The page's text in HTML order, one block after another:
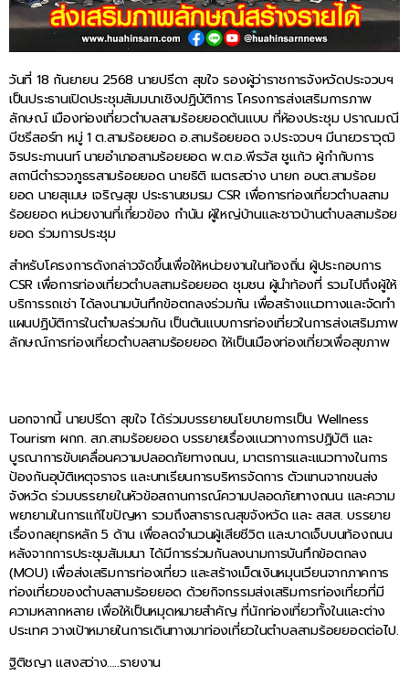
วันที่ 18 กันยายน 2568 นายปรีดา สุขใจ รองผู้ว่าราชการจังหวัดประจวบฯ
เป็นประธานเปิดประชุมสัมมนาเชิงปฏิบัติการ โครงการส่งเสริมการภาพ
ลักษณ์ เมืองท่องเที่ยวตำบลสามร้อยยอดต้นแบบ ที่ห้องประชุม ปราณมณี
บีชรีสอร์ท หมู่ 1 ต.สามร้อยยอด อ.สามร้อยยอด จ.ประจวบฯ มีนายวราวุฒิ
จิรประภานนท์ นายอำเภอสามร้อยยอด พ.ต.อ.พีรวัส ชูแก้ว ผู้กำกับการ
สถานีตำรวจภูธรสามร้อยยอด นายธิติ เนตรสว่าง นายก อบต.สามร้อย
ยอด นายสุเมษ เจริญสุข ประธานชมรม CSR เพื่อการท่องเที่ยวตำบลสาม
ร้อยยอด หน่วยงานที่เกี่ยวข้อง กำนัน ผู้ใหญ่บ้านและชาวบ้านตำบลสามร้อย
ยอด ร่วมการประชุม
สำหรับโครงการดังกล่าวจัดขึ้นเพื่อให้หน่วยงานในท้องถิ่น ผู้ประกอบการ
CSR เพื่อการท่องเที่ยวตำบลสามร้อยยอด ชุมชน ผู้นำท้องที่ รวมไปถึงผู้ให้
บริการรถเช่า ได้ลงนามบันทึกข้อตกลงร่วมกัน เพื่อสร้างแนวทางและจัดทำ
แผนปฏิบัติการในตำบลร่วมกัน เป็นต้นแบบการท่องเที่ยวในการส่งเสริมภาพ
ลักษณ์การท่องเที่ยวตำบลสามร้อยยอด ให้เป็นเมืองท่องเที่ยวเพื่อสุขภาพ
นอกจากนี้ นายปรีดา สุขใจ ได้ร่วมบรรยายนโยบายการเป็น Wellness
Tourism ผกก. สภ.สามร้อยยอด บรรยายเรื่องแนวทางการปฏิบัติ และ
บูรณาการขับเคลื่อนความปลอดภัยทางถนน, มาตรการและแนวทางในการ
ป้องกันอุบัติเหตุจราจร และบทเรียนการบริหารจัดการ ตัวแทนจากขนส่ง
จังหวัด ร่วมบรรยายในหัวข้อสถานการณ์ความปลอดภัยทางถนน และความ
พยายามในการแก้ไขปัญหา รวมถึงสาธารณสุขจังหวัด และ สสส. บรรยาย
เรื่องกลยุทธหลัก 5 ด้าน เพื่อลดจำนวนผู้เสียชีวิต และบาดเจ็บบนท้องถนน
หลังจากการประชุมสัมมนา ได้มีการร่วมกันลงนามการบันทึกข้อตกลง
(MOU) เพื่อส่งเสริมการท่องเที่ยว และสร้างเม็ดเงินหมุนเวียนจากภาคการ
ท่องเที่ยวของตำบลสามร้อยยอด ด้วยกิจกรรมส่งเสริมการท่องเที่ยวที่มี
ความหลากหลาย เพื่อให้เป็นหมุดหมายสำคัญ ที่นักท่องเที่ยวทั้งในและต่าง
ประเทศ วางเป้าหมายในการเดินทางมาท่องเที่ยวในตำบลสามร้อยยอดต่อไป.
ฐิติชญา แสงสว่าง…..รายงาน